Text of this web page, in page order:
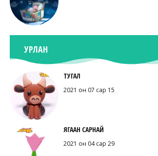
УРЛАН
ТУГАЛ
2021 он 07 сар 15
ЯГААН САРНАЙ
2021 он 04 сар 29